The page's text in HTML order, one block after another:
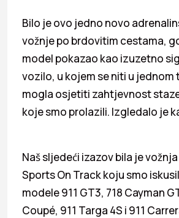
Bilo je ovo jedno novo
vožnje po brdovitim cestama,
model pokazao kao izuzetno
vozilo, u kojem se niti u jednom
mogla osjetiti zahtjevnost
koje smo prolazili. Izgledalo je
Naš sljedeći izazov bila je
Sports On Track koju smo
modele 911 GT3, 718 Cayman
Coupé, 911 Targa 4S i 911